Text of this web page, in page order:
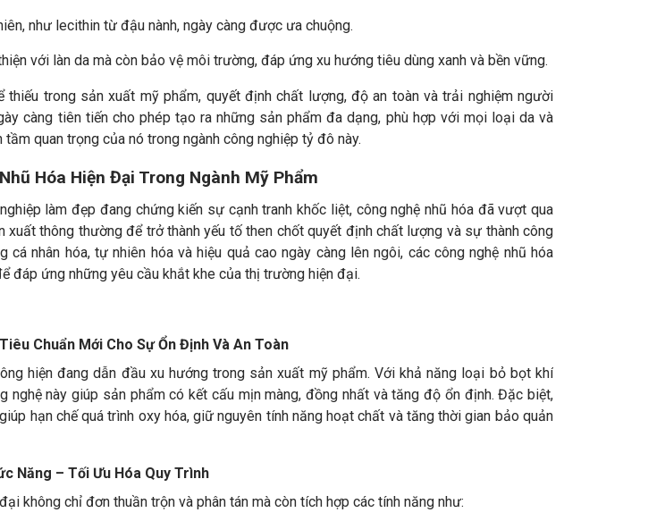
như lecithin từ đậu nành, ngày càng được ưa chuộng.
với làn da mà còn bảo vệ môi trường, đáp ứng xu hướng tiêu dùng xanh và bền vững.
thiếu trong sản xuất mỹ phẩm, quyết định chất lượng, độ an toàn và trải nghiệm người
càng tiên tiến cho phép tạo ra những sản phẩm đa dạng, phù hợp với mọi loại da và
quan trọng của nó trong ngành công nghiệp tỷ đô này.
Hóa Hiện Đại Trong Ngành Mỹ Phẩm
làm đẹp đang chứng kiến sự cạnh tranh khốc liệt, công nghệ nhũ hóa đã vượt qua
xuất thông thường để trở thành yếu tố then chốt quyết định chất lượng và sự thành công
cá nhân hóa, tự nhiên hóa và hiệu quả cao ngày càng lên ngôi, các công nghệ nhũ hóa
đáp ứng những yêu cầu khắt khe của thị trường hiện đại.
Chuẩn Mới Cho Sự Ổn Định Và An Toàn
hiện đang dẫn đầu xu hướng trong sản xuất mỹ phẩm. Với khả năng loại bỏ bọt khí
nghệ này giúp sản phẩm có kết cấu mịn màng, đồng nhất và tăng độ ổn định. Đặc biệt,
hạn chế quá trình oxy hóa, giữ nguyên tính năng hoạt chất và tăng thời gian bảo quản
Năng – Tối Ưu Hóa Quy Trình
không chỉ đơn thuần trộn và phân tán mà còn tích hợp các tính năng như: